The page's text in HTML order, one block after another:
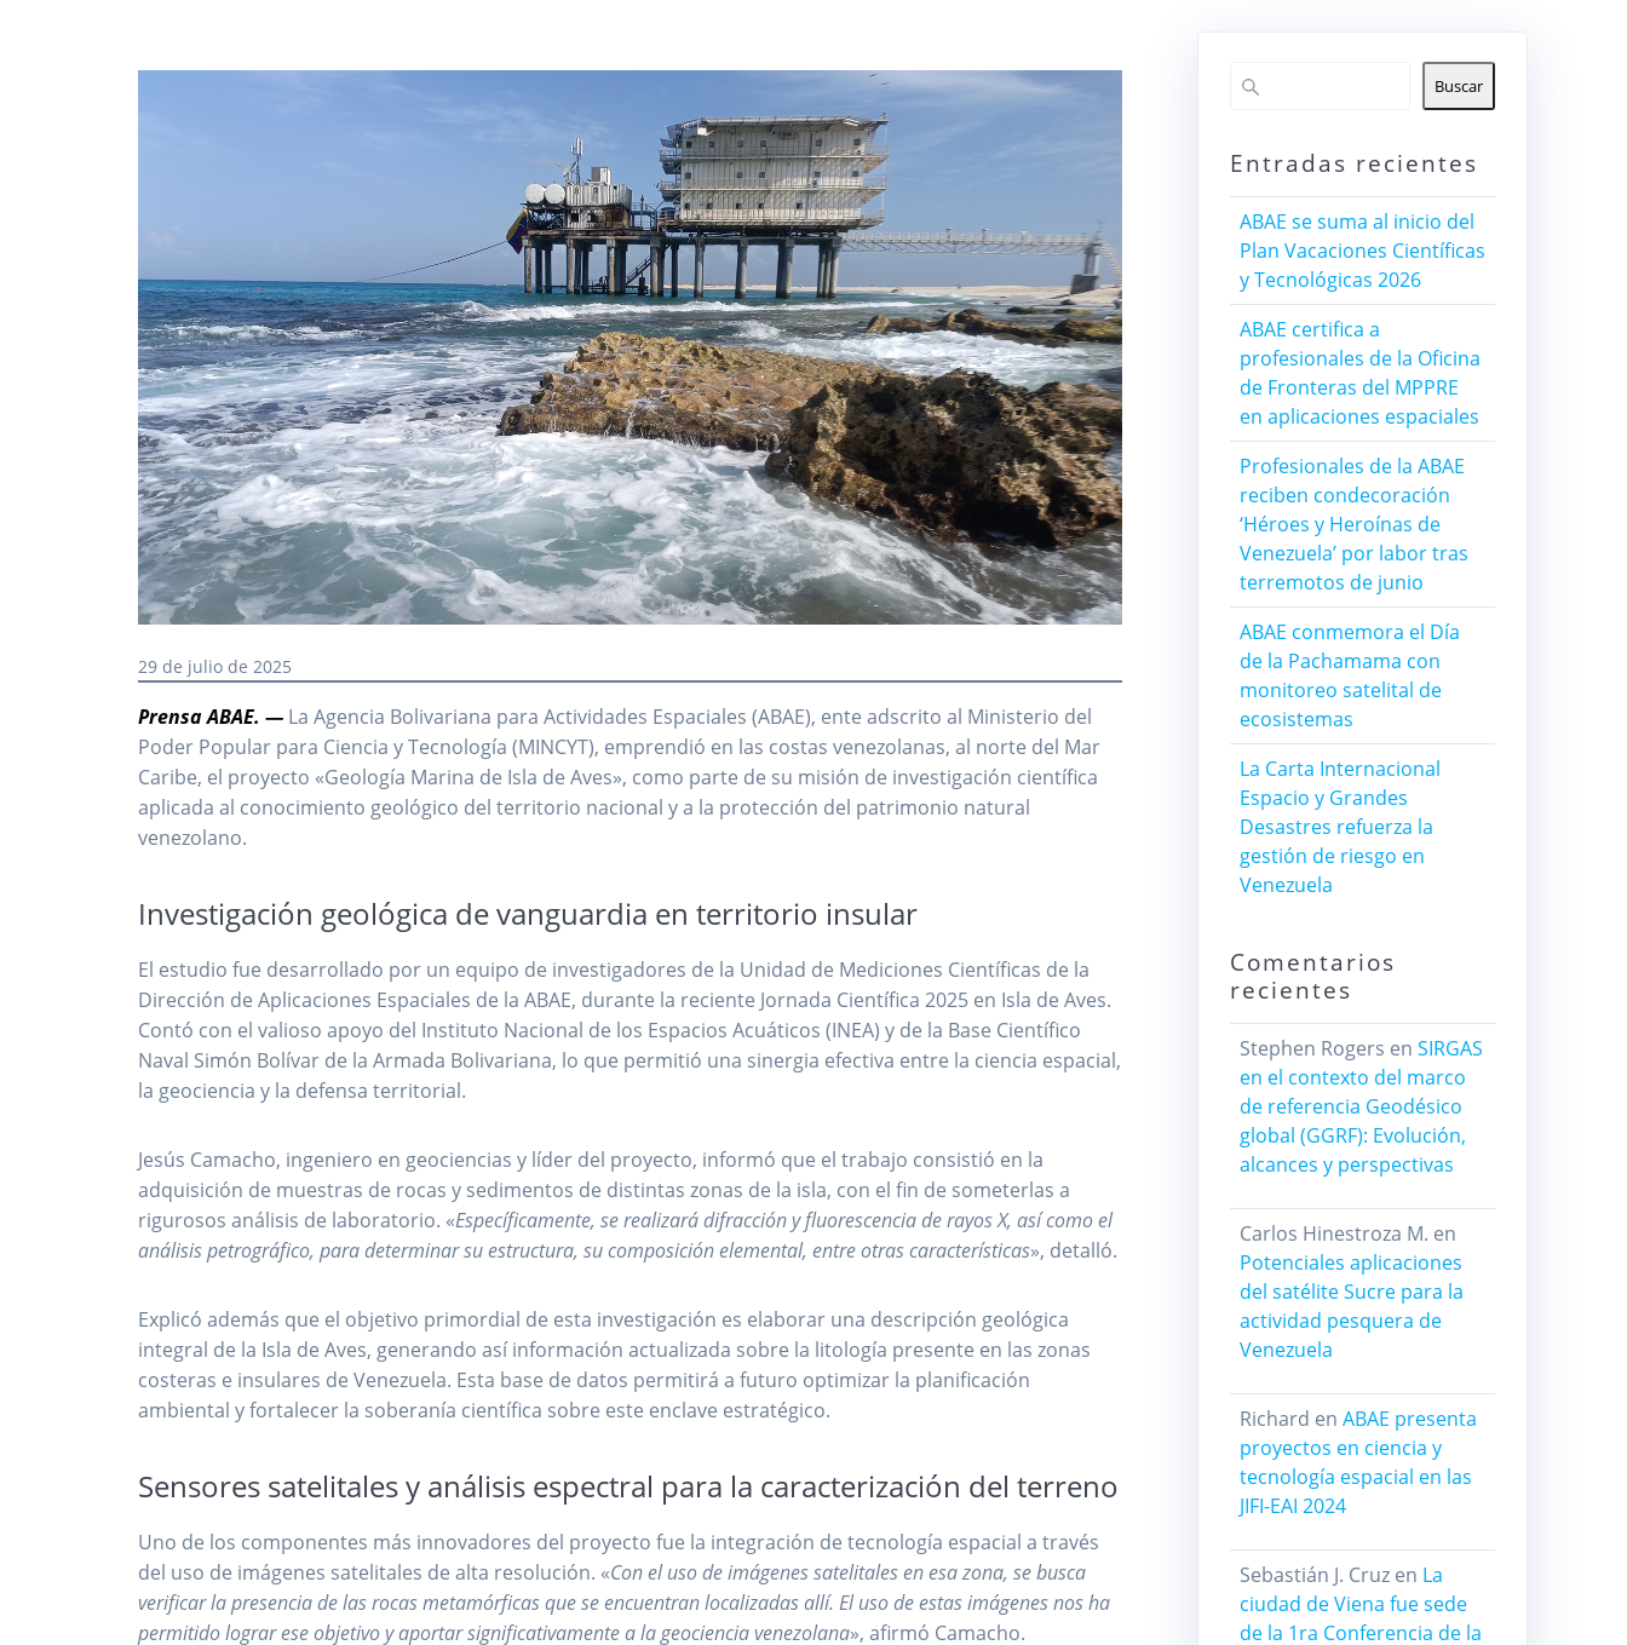
29 de julio de 2025
Prensa ABAE. — La Agencia Bolivariana para Actividades Espaciales (ABAE), ente adscrito al Ministerio del
Poder Popular para Ciencia y Tecnología (MINCYT), emprendió en las costas venezolanas, al norte del Mar
Caribe, el proyecto «Geología Marina de Isla de Aves», como parte de su misión de investigación científica
aplicada al conocimiento geológico del territorio nacional y a la protección del patrimonio natural
venezolano.
Investigación geológica de vanguardia en territorio insular
El estudio fue desarrollado por un equipo de investigadores de la Unidad de Mediciones Científicas de la
Dirección de Aplicaciones Espaciales de la ABAE, durante la reciente Jornada Científica 2025 en Isla de Aves.
Contó con el valioso apoyo del Instituto Nacional de los Espacios Acuáticos (INEA) y de la Base Científico
Naval Simón Bolívar de la Armada Bolivariana, lo que permitió una sinergia efectiva entre la ciencia espacial,
la geociencia y la defensa territorial.
Jesús Camacho, ingeniero en geociencias y líder del proyecto, informó que el trabajo consistió en la
adquisición de muestras de rocas y sedimentos de distintas zonas de la isla, con el fin de someterlas a
rigurosos análisis de laboratorio. «Específicamente, se realizará difracción y fluorescencia de rayos X, así como el
análisis petrográfico, para determinar su estructura, su composición elemental, entre otras características», detalló.
Explicó además que el objetivo primordial de esta investigación es elaborar una descripción geológica
integral de la Isla de Aves, generando así información actualizada sobre la litología presente en las zonas
costeras e insulares de Venezuela. Esta base de datos permitirá a futuro optimizar la planificación
ambiental y fortalecer la soberanía científica sobre este enclave estratégico.
Sensores satelitales y análisis espectral para la caracterización del terreno
Uno de los componentes más innovadores del proyecto fue la integración de tecnología espacial a través
del uso de imágenes satelitales de alta resolución. «Con el uso de imágenes satelitales en esa zona, se busca
verificar la presencia de las rocas metamórficas que se encuentran localizadas allí. El uso de estas imágenes nos ha
permitido lograr ese objetivo y aportar significativamente a la geociencia venezolana», afirmó Camacho.
Buscar
Entradas recientes
ABAE se suma al inicio del
Plan Vacaciones Científicas
y Tecnológicas 2026
ABAE certifica a
profesionales de la Oficina
de Fronteras del MPPRE
en aplicaciones espaciales
Profesionales de la ABAE
reciben condecoración
‘Héroes y Heroínas de
Venezuela’ por labor tras
terremotos de junio
ABAE conmemora el Día
de la Pachamama con
monitoreo satelital de
ecosistemas
La Carta Internacional
Espacio y Grandes
Desastres refuerza la
gestión de riesgo en
Venezuela
Comentarios
recientes
Stephen Rogers en SIRGAS
en el contexto del marco
de referencia Geodésico
global (GGRF): Evolución,
alcances y perspectivas
Carlos Hinestroza M. en
Potenciales aplicaciones
del satélite Sucre para la
actividad pesquera de
Venezuela
Richard en ABAE presenta
proyectos en ciencia y
tecnología espacial en las
JIFI-EAI 2024
Sebastián J. Cruzen La
ciudad de Viena fue sede
de la 1ra Conferencia de la